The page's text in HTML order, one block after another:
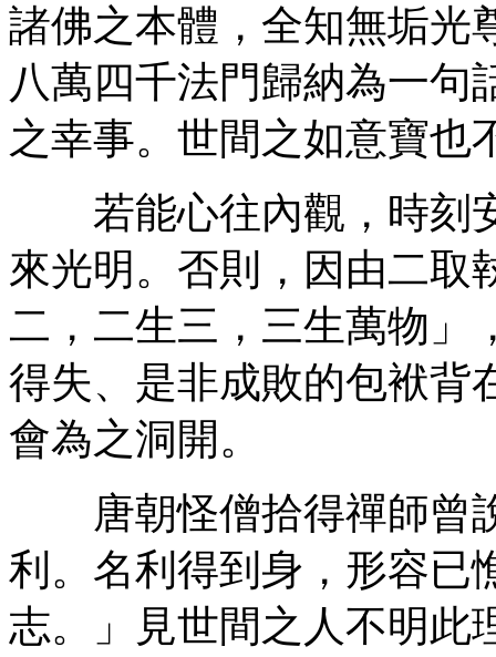
諸佛之本體，全知無垢光
八萬四千法門歸納為一句
之幸事。世間之如意寶也
若能心往內觀，時刻
來光明。否則，因由二取
二，二生三，三生萬物」
得失、是非成敗的包袱背
會為之洞開。
唐朝怪僧拾得禪師曾
利。名利得到身，形容已
志。」見世間之人不明此